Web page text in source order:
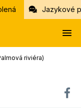
Jazykové
riviéra)